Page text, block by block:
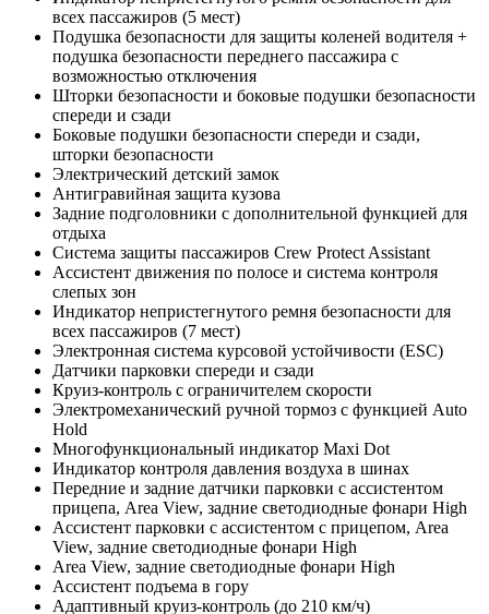
всех пассажиров (5 мест)
Подушка безопасности для защиты коленей водителя +
подушка безопасности переднего пассажира с
возможностью отключения
Шторки безопасности и боковые подушки безопасности
спереди и сзади
Боковые подушки безопасности спереди и сзади,
шторки безопасности
Электрический детский замок
Антигравийная защита кузова
Задние подголовники с дополнительной функцией для
отдыха
Система защиты пассажиров Crew Protect Assistant
Ассистент движения по полосе и система контроля
слепых зон
Индикатор непристегнутого ремня безопасности для
всех пассажиров (7 мест)
Электронная система курсовой устойчивости (ESC)
Датчики парковки спереди и сзади
Круиз-контроль с ограничителем скорости
Электромеханический ручной тормоз с функцией Auto
Hold
Многофункциональный индикатор Maxi Dot
Индикатор контроля давления воздуха в шинах
Передние и задние датчики парковки с ассистентом
прицепа, Area View, задние светодиодные фонари High
Ассистент парковки с ассистентом с прицепом, Area
View, задние светодиодные фонари High
Area View, задние светодиодные фонари High
Ассистент подъема в гору
Адаптивный круиз-контроль (до 210 км/ч)